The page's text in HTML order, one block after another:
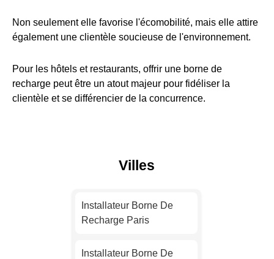
Non seulement elle favorise l'écomobilité, mais elle attire
également une clientèle soucieuse de l'environnement.
Pour les hôtels et restaurants, offrir une borne de
recharge peut être un atout majeur pour fidéliser la
clientèle et se différencier de la concurrence.
Villes
Installateur Borne De
Recharge Paris
Installateur Borne De